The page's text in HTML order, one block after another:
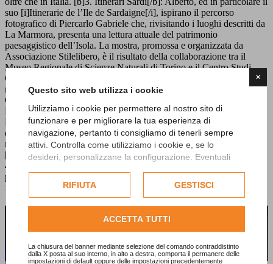
×
Questo sito web utilizza i cookie
Utilizziamo i cookie per permettere al nostro sito di
funzionare e per migliorare la tua esperienza di
navigazione, pertanto ti consigliamo di tenerli sempre
attivi. Controlla come utilizziamo i cookie e, se lo
desideri, personalizzane la configurazione. Eventuali
esclusivamente previa acquisizione del consenso
RIFIUTA GESTISCI
ACCETTA TUTTI
La chiusura del banner mediante selezione del comando contraddistinto
dalla X posta al suo interno, in alto a destra, comporta il permanere delle
impostazioni di default oppure delle impostazioni precedentemente
suo [i]Itinerarie de l’Ile de Sardaigne[/i], ispirano il percorso
fotografico di Piercarlo Gabriele che, rivisitando i luoghi descritti da
La Marmora, presenta una lettura attuale del patrimonio
paesaggistico dell’Isola. La mostra, promossa e organizzata da
Associazione Stilelibero, è il risultato della collaborazione tra il
Museo Regionale di Scienze Naturali di Torino e il Centro Studi
Generazione e Luoghi Archivi Alberti La Marmora. È stata
realizzata con il patrocinio di Regione Piemonte, Regione Sardegna,
Comune di Cagliari, Provincia e Città di Biella e Associazione
Nazionale Bersaglieri, e grazie al sostegno di Biverbanca - Gruppo
Monte Paschi. Il progetto e la realizzazione dell'allestimento
espositivo e della comunicazione sono a cura di E20Progetti. Per
maggiori informazioni sui contenuti: www.lamarmora.net
[b]INFO[/b] Museo Regionale di Scienze Naturali, tel. +39 011
4326354 Biglietto: € 5.00 intero; € 2.50 ridotto; gratuito per i
partecipanti all’Adunata Orari mostra: tutti i giorni dalle 10.00 alle
19.00, chiuso il martedì
Hai bisogno di maggiori informazioni sui
nostri prodotti o servizi?
Contattaci subito!